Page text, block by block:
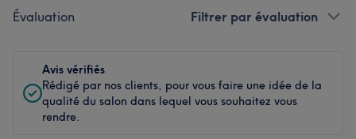
Évaluation Filtrer par évaluation
Avis vérifiés
Rédigé par nos clients, pour vous faire une idée de la
qualité du salon dans lequel vous souhaitez vous
rendre.